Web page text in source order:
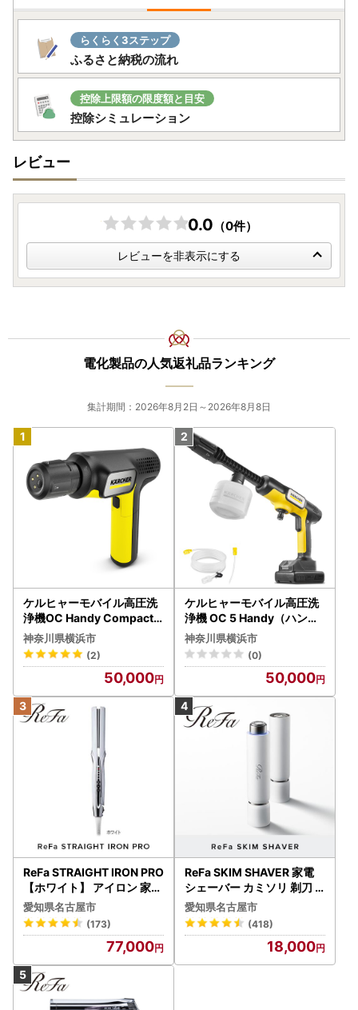
らくらく3ステップ
ふるさと納税の流れ
控除上限額の限度額と目安
控除シミュレーション
レビュー
0.0 （0件）
レビューを非表示にする
電化製品の人気返礼品ランキング
集計期間：2026年8月2日～2026年8月8日
ケルヒャーモバイル高圧洗
浄機OC Handy Compact
（ハンディエア） APV000
7
神奈川県横浜市
(2)
50,000
ケルヒャーモバイル高圧洗
浄機 OC 5 Handy（ハンデ
ィジェット） APV0006
神奈川県横浜市
(0)
50,000
ReFa STRAIGHT IRON PRO
【ホワイト】 アイロン 家電
美容 リファ アイロン
愛知県名古屋市
(173)
77,000
ReFa SKIM SHAVER 家電
シェーバー カミソリ 剃刀
シェーバー
愛知県名古屋市
(418)
18,000